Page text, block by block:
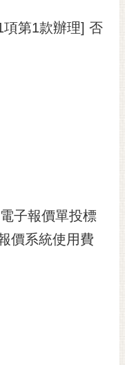
項第1款辦理] 否
子報價單投標
價系統使用費